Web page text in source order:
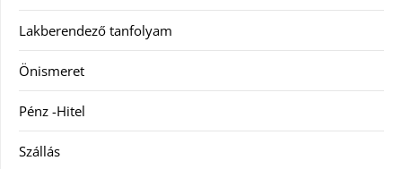
Lakberendező tanfolyam
Önismeret
Pénz -Hitel
Szállás